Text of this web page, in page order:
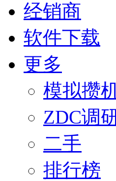
经销商
软件下载
更多
模拟攒
ZDC调
二手
排行榜